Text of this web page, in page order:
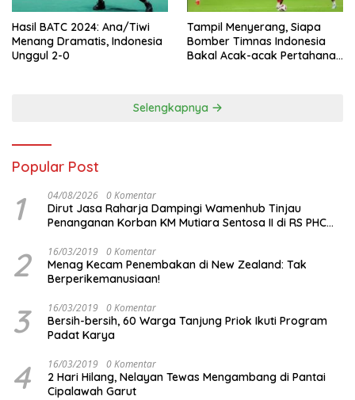
Hasil BATC 2024: Ana/Tiwi
Menang Dramatis, Indonesia
Unggul 2-0
Tampil Menyerang, Siapa
Bomber Timnas Indonesia
Bakal Acak-acak Pertahanan
Selengkapnya
Popular Post
1 04/08/2026 0 Komentar
Dirut Jasa Raharja Dampingi Wamenhub Tinjau
Penanganan Korban KM Mutiara Sentosa II di RS PHC
2 16/03/2019 0 Komentar
Menag Kecam Penembakan di New Zealand: Tak
Berperikemanusiaan!
3 16/03/2019 0 Komentar
Bersih-bersih, 60 Warga Tanjung Priok Ikuti Program
Padat Karya
4 16/03/2019 0 Komentar
2 Hari Hilang, Nelayan Tewas Mengambang di Pantai
Cipalawah Garut